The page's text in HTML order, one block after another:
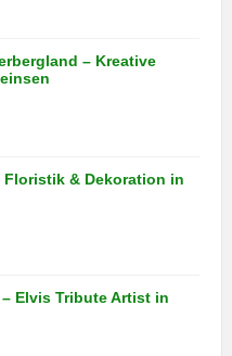
– Kreative
Floristik & Dekoration in
Elvis Tribute Artist in